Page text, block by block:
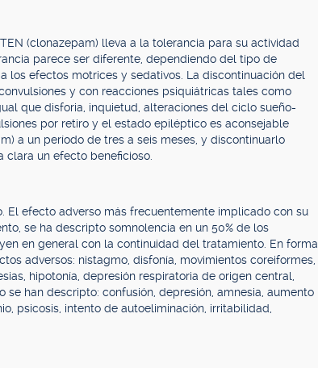
(clonazepam) lleva a la tolerancia para su actividad
parece ser diferente, dependiendo del tipo de
los efectos motrices y sedativos. La discontinuación del
y con reacciones psiquiátricas tales como
que disforia, inquietud, alteraciones del ciclo sueño-
por retiro y el estado epiléptico es aconsejable
a un período de tres a seis meses, y discontinuarlo
clara un efecto beneficioso.
El efecto adverso más frecuentemente implicado con su
se ha descripto somnolencia en un 50% de los
en general con la continuidad del tratamiento. En forma
adversos: nistagmo, disfonía, movimientos coreiformes,
hipotonía, depresión respiratoria de origen central,
han descripto: confusión, depresión, amnesia, aumento
psicosis, intento de autoeliminación, irritabilidad,